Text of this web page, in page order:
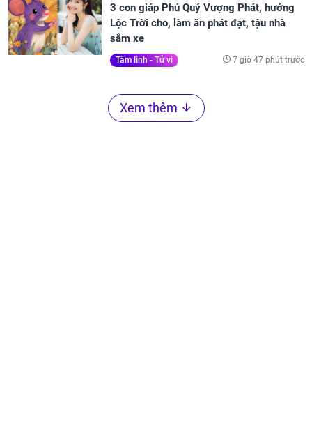
3 con giáp Phú Quý Vượng Phát, hưởng
Lộc Trời cho, làm ăn phát đạt, tậu nhà
sắm xe
Tâm linh - Tử vi 7 giờ 47 phút trước
Xem thêm